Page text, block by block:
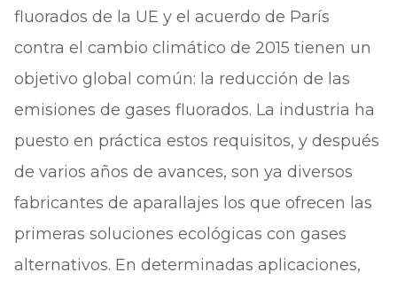
fluorados de la UE y el acuerdo de París
contra el cambio climático de 2015 tienen un
objetivo global común: la reducción de las
emisiones de gases fluorados. La industria ha
puesto en práctica estos requisitos, y después
de varios años de avances, son ya diversos
fabricantes de aparallajes los que ofrecen las
primeras soluciones ecológicas con gases
alternativos. En determinadas aplicaciones,